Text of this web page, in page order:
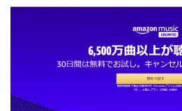
⑧ｄヒッツ 最